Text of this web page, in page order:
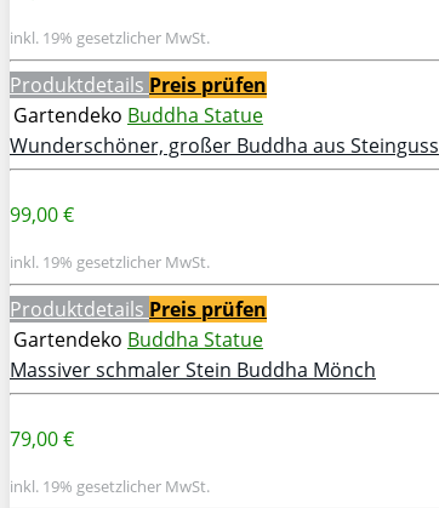
inkl. 19% gesetzlicher MwSt.
Produktdetails Preis prüfen
Gartendeko Buddha Statue
Wunderschöner, großer Buddha aus Steinguss
99,00 €
inkl. 19% gesetzlicher MwSt.
Produktdetails Preis prüfen
Gartendeko Buddha Statue
Massiver schmaler Stein Buddha Mönch
79,00 €
inkl. 19% gesetzlicher MwSt.